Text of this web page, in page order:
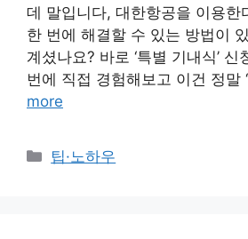
데 말입니다, 대한항공을 이용한
한 번에 해결할 수 있는 방법이
계셨나요? 바로 ‘특별 기내식’
번에 직접 경험해보고 이건 정말
more
Categories
팁·노하우